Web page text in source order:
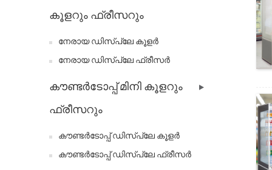
കൂളറും ഫ്രീസറും
നേരായ ഡിസ്പ്ലേ കൂളർ
നേരായ ഡിസ്പ്ലേ ഫ്രീസർ
കൗണ്ടർടോപ്പ് മിനി കൂളറും
ഫ്രീസറും
കൗണ്ടർടോപ്പ് ഡിസ്പ്ലേ കൂളർ
കൗണ്ടർടോപ്പ് ഡിസ്പ്ലേ ഫ്രീസർ